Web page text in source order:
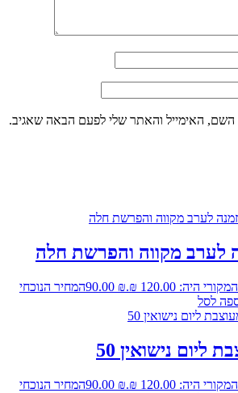
השם, האימייל והאתר שלי לפעם הבאה שאגיב.
לערב מקווה והפרשת חלה
היה: 120.00 ₪. 90.00 ₪
המחיר הנוכחי
לסל
ליום נישואין 50
היה: 120.00 ₪. 90.00 ₪
המחיר הנוכחי